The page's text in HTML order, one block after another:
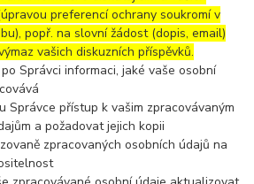
preferencí ochrany soukromí v
popř. na slovní žádost (dopis, email)
vašich diskuzních příspěvků.
Správci informaci, jaké vaše osobní
Správce přístup k vašim zpracovávaným
a požadovat jejich kopii
zpracovaných osobních údajů na